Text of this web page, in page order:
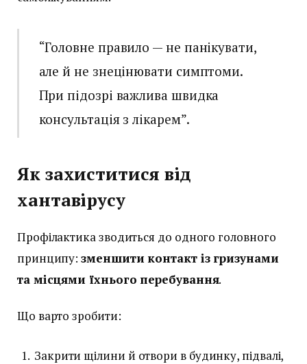
“Головне правило — не панікувати,
але й не знецінювати симптоми.
При підозрі важлива швидка
консультація з лікарем”.
Як захиститися від
хантавірусу
Профілактика зводиться до одного головного
принципу:зменшити контакт із гризунами
та місцями їхнього перебування.
Що варто зробити:
Закрити щілини й отвори в будинку, підвалі,